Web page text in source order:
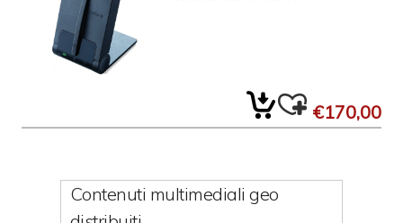
€170,00
Contenuti multimediali geo